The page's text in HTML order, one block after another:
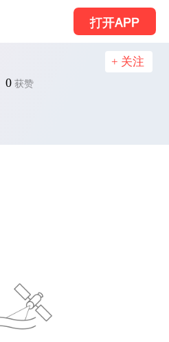
打开APP
0 获赞
+ 关注